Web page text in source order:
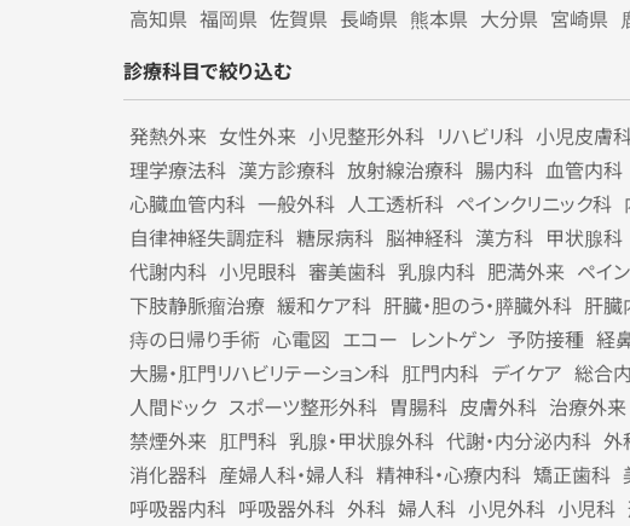
高知県 福岡県 佐賀県 長崎県 熊本県 大分県 宮崎県
診療科目で絞り込む
発熱外来 女性外来 小児整形外科 リハビリ科 小児皮膚
理学療法科 漢方診療科 放射線治療科 腸内科 血管内科
心臓血管内科 一般外科 人工透析科 ペインクリニック科
自律神経失調症科 糖尿病科 脳神経科 漢方科 甲状腺科
代謝内科 小児眼科 審美歯科 乳腺内科 肥満外来 ペイ
下肢静脈瘤治療 緩和ケア科 肝臓・胆のう・膵臓外科 肝臓
痔の日帰り手術 心電図 エコー レントゲン 予防接種 経
大腸・肛門リハビリテーション科 肛門内科 デイケア 総合
人間ドック スポーツ整形外科 胃腸科 皮膚外科 治療外来
禁煙外来 肛門科 乳腺・甲状腺外科 代謝・内分泌内科 外
消化器科 産婦人科・婦人科 精神科・心療内科 矯正歯科
呼吸器内科 呼吸器外科 外科 婦人科 小児外科 小児科